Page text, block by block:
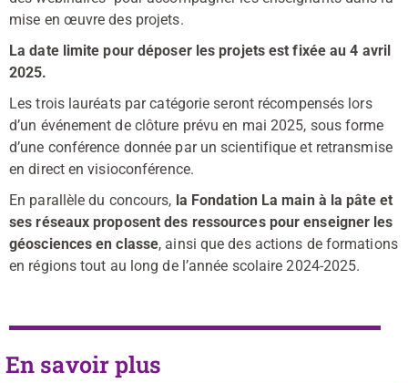
mise en œuvre des projets.
La date limite pour déposer les projets est fixée au 4 avril
2025.
Les trois lauréats par catégorie seront récompensés lors
d’un événement de clôture prévu en mai 2025, sous forme
d’une conférence donnée par un scientifique et retransmise
en direct en visioconférence.
En parallèle du concours, la Fondation La main à la pâte et
ses réseaux proposent des ressources pour enseigner les
géosciences en classe, ainsi que des actions de formations
en régions tout au long de l’année scolaire 2024-2025.
En savoir plus